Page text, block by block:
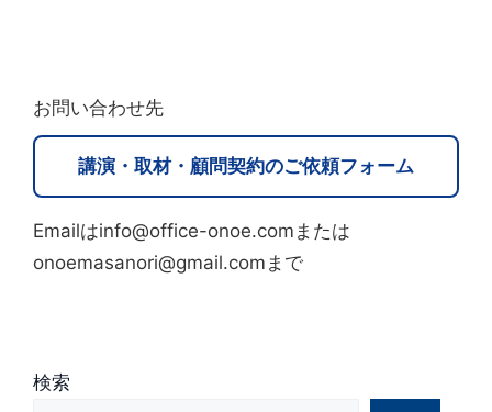
e
r
t
i
:
お問い合わせ先
講演・取材・顧問契約のご依頼フォーム
Emailはinfo@office-onoe.comまたは
onoemasanori@gmail.comまで
検索